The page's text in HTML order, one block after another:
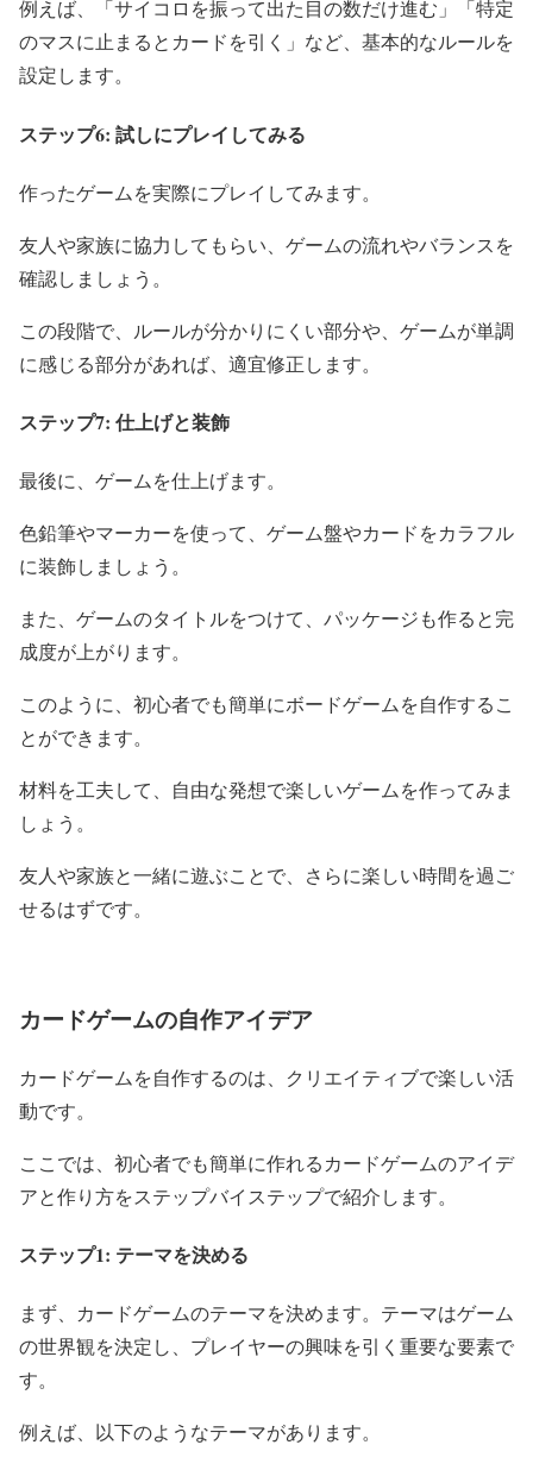
例えば、「サイコロを振って出た目の数だけ進む」「特定
のマスに止まるとカードを引く」など、基本的なルールを
設定します。
ステップ6: 試しにプレイしてみる
作ったゲームを実際にプレイしてみます。
友人や家族に協力してもらい、ゲームの流れやバランスを
確認しましょう。
この段階で、ルールが分かりにくい部分や、ゲームが単調
に感じる部分があれば、適宜修正します。
ステップ7: 仕上げと装飾
最後に、ゲームを仕上げます。
色鉛筆やマーカーを使って、ゲーム盤やカードをカラフル
に装飾しましょう。
また、ゲームのタイトルをつけて、パッケージも作ると完
成度が上がります。
このように、初心者でも簡単にボードゲームを自作するこ
とができます。
材料を工夫して、自由な発想で楽しいゲームを作ってみま
しょう。
友人や家族と一緒に遊ぶことで、さらに楽しい時間を過ご
せるはずです。
カードゲームの自作アイデア
カードゲームを自作するのは、クリエイティブで楽しい活
動です。
ここでは、初心者でも簡単に作れるカードゲームのアイデ
アと作り方をステップバイステップで紹介します。
ステップ1: テーマを決める
まず、カードゲームのテーマを決めます。テーマはゲーム
の世界観を決定し、プレイヤーの興味を引く重要な要素で
す。
例えば、以下のようなテーマがあります。